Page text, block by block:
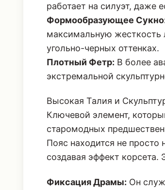
работает на силуэт, даже
Формообразующее
максимальную жесткость
угольно-черных оттенках.
Плотный Фетр: В более
экстремальной
Высокая Талия и
Ключевой элемент,
старомодных
Пояс находится не просто
создавая эффект
Фиксация Драмы: Он